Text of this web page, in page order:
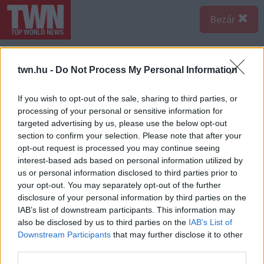
twn.hu - Do Not Process My Personal Information
If you wish to opt-out of the sale, sharing to third parties, or
processing of your personal or sensitive information for
targeted advertising by us, please use the below opt-out
section to confirm your selection. Please note that after your
opt-out request is processed you may continue seeing
interest-based ads based on personal information utilized by
us or personal information disclosed to third parties prior to
your opt-out. You may separately opt-out of the further
disclosure of your personal information by third parties on the
IAB’s list of downstream participants. This information may
also be disclosed by us to third parties on the IAB’s List of
Downstream Participants that may further disclose it to other
Bezár